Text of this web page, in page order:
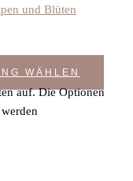
WÄHLEN
auf. Die Optionen